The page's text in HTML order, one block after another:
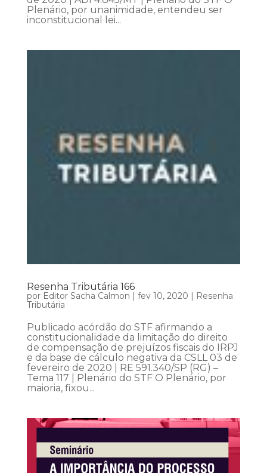
Plenário, por unanimidade, entendeu ser
inconstitucional lei...
Resenha Tributária 166
por Editor Sacha Calmon | fev 10, 2020 | Resenha
Tributária
Publicado acórdão do STF afirmando a
constitucionalidade da limitação do direito
de compensação de prejuízos fiscais do IRPJ
e da base de cálculo negativa da CSLL 03 de
fevereiro de 2020 | RE 591.340/SP (RG) –
Tema 117 | Plenário do STF O Plenário, por
maioria, fixou...